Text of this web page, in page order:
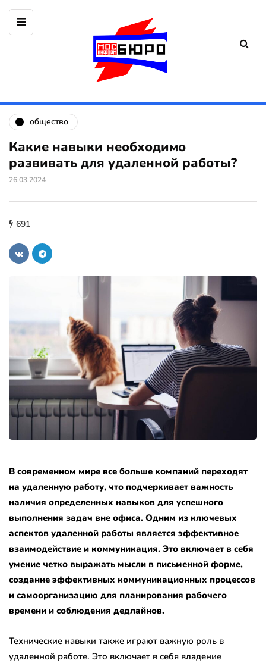
общество
Какие навыки необходимо
развивать для удаленной работы?
26.03.2024
691
В современном мире все больше компаний переходят
на удаленную работу, что подчеркивает важность
наличия определенных навыков для успешного
выполнения задач вне офиса. Одним из ключевых
аспектов удаленной работы является эффективное
взаимодействие и коммуникация. Это включает в себя
умение четко выражать мысли в письменной форме,
создание эффективных коммуникационных процессов
и самоорганизацию для планирования рабочего
времени и соблюдения дедлайнов.
Технические навыки также играют важную роль в
удаленной работе. Это включает в себя владение